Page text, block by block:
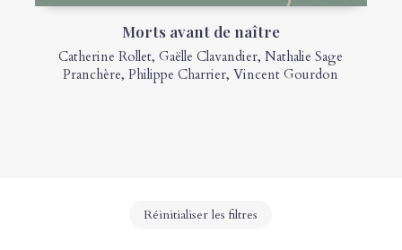
Morts avant de naître
Catherine Rollet,Gaëlle Clavandier,Nathalie Sage
Pranchère,Philippe Charrier,Vincent Gourdon
Réinitialiser les filtres